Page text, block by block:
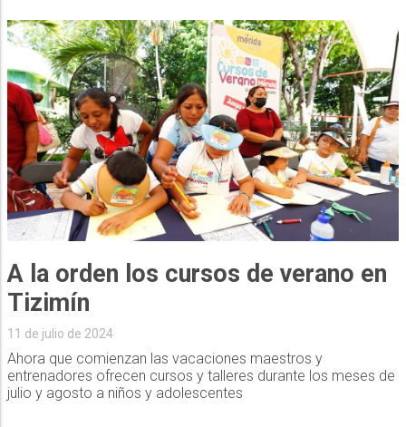
A la orden los cursos de verano en
Tizimín
11 de julio de 2024
Ahora que comienzan las vacaciones maestros y
entrenadores ofrecen cursos y talleres durante los meses de
julio y agosto a niños y adolescentes